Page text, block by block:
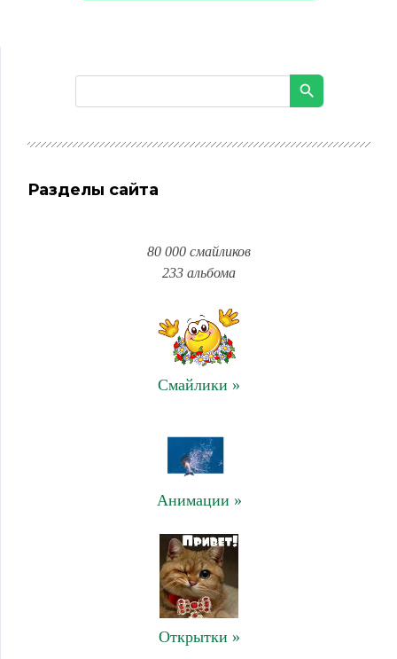
Разделы сайта
80 000 смайликов
233 альбома
Смайлики »
Анимации »
Открытки »